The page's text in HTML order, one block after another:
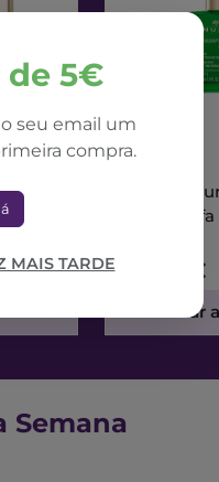
de 5€
seu email um
compra.
MAIS TARDE
Ultra
Nuxe
Sérum
73,56€
Adicionar
Semana